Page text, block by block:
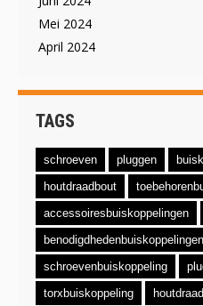
Mei 2024
April 2024
TAGS
schroeven pluggen
houtdraadbout
accessoiresbuiskoppelingen
benodigdhedenbuiskoppelingen
schroevenbuiskoppeling
torxbuiskoppeling